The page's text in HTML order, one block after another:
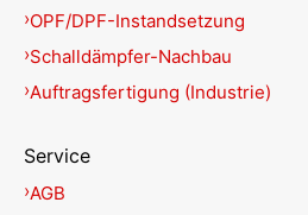
OPF/DPF-Instandsetzung
Schalldämpfer-Nachbau
Auftragsfertigung (Industrie)
Service
AGB